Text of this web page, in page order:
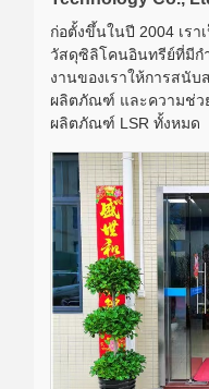
ก่อตั้งขึ้นในปี 2004 เร
วัสดุซิลิโคนอินทรีย์ที่มีก
งานของเราให้การสนั
ผลิตภัณฑ์ และความช่ว
ผลิตภัณฑ์ LSR ทั้งหมด